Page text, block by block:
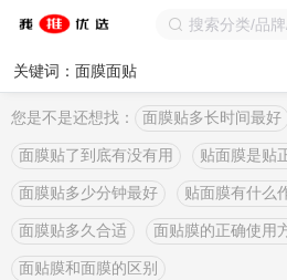
关键词：面膜面贴
您是不是还想找： 面膜贴多长时间最好
面膜贴了到底有没有用 贴面膜是贴
面膜贴多少分钟最好 贴面膜有什么
面膜贴多久合适 面贴膜的正确使用
面贴膜和面膜的区别